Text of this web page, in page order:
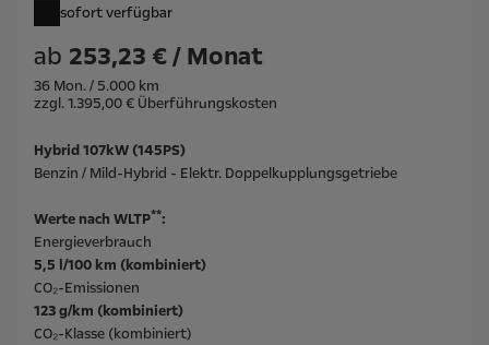
sofort verfügbar
ab 253,23 € / Monat
36 Mon. / 5.000 km
zzgl. 1.395,00 € Überführungskosten
Hybrid 107kW (145PS)
Benzin / Mild-Hybrid - Elektr. Doppelkupplungsgetriebe
Werte nach WLTP**:
Energieverbrauch
5,5 l/100 km (kombiniert)
CO₂-Emissionen
123 g/km (kombiniert)
CO₂-Klasse (kombiniert)